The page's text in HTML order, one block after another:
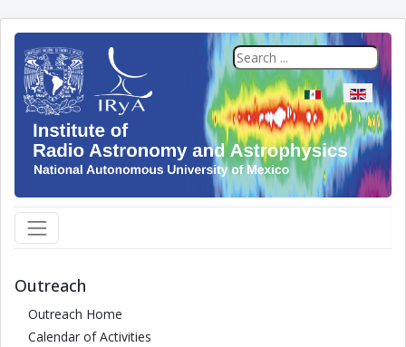
Select your
Outreach
Outreach Home
Calendar of Activities